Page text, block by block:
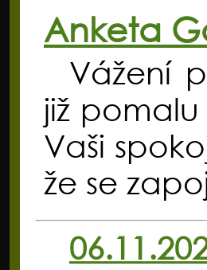
Anketa
Vážení
již
Vaši
že se